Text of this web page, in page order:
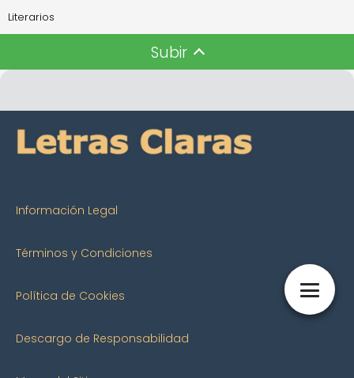
Literarios
Subir
Información Legal
Términos y Condiciones
Política de Cookies
Descargo de Responsabilidad